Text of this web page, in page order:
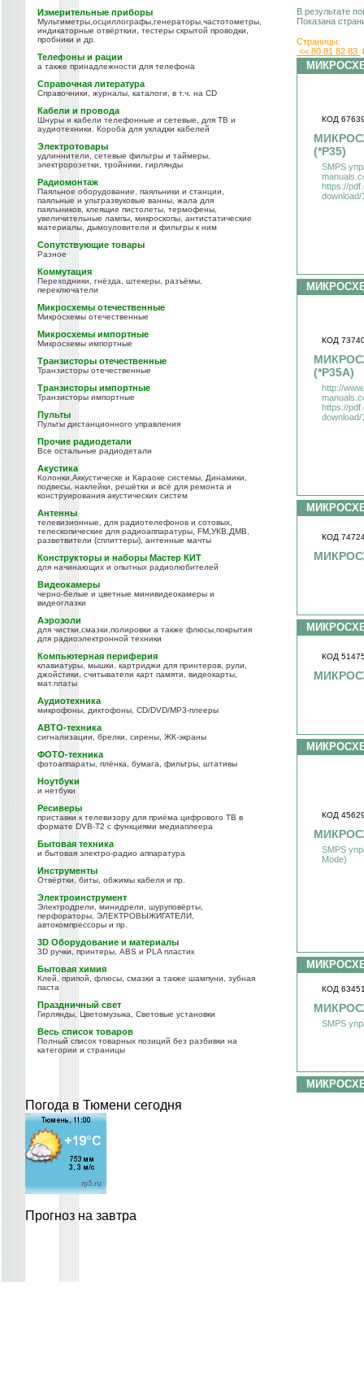
Измерительные приборы
Мультиметры,осциллографы,генераторы,частотометры,
индикаторные отвёрткии, тестеры скрытой проводки,
пробники и др.
Телефоны и рации
а также принадлежности для телефона
Справочная литература
Справочники, журналы, каталоги, в т.ч. на CD
Кабели и провода
Шнуры и кабели телефонные и сетевые, для ТВ и
аудиотехники. Короба для укладки кабелей
Электротовары
удлиннители, сетевые фильтры и таймеры,
электророзетки, тройники, гирлянды
Радиомонтаж
Паяльное оборудование, паяльники и станции,
паяльные и ультразвуковые ванны, жала для
паяльников, клеящие пистолеты, термофены,
увеличительные лампы, микроскопы, антистатические
материалы, дымоуловители и фильтры к ним
Сопутствующие товары
Разное
Коммутация
Переходники, гнёзда, штекеры, разъёмы,
переключатели
Микросхемы отечественные
Микросхемы отечественные
Микросхемы импортные
Микросхемы импортные
Транзисторы отечественные
Транзисторы отечественные
Транзисторы импортные
Транзисторы импортные
Пульты
Пульты дистанционного управления
Прочие радиодетали
Все остальные радиодетали
Акустика
Колонки,Аккустическе и Караоке системы, Динамики,
подвесы, наклейки, решётки и всё для ремонта и
конструирования акустических систем
Антенны
телевизионные, для радиотелефонов и сотовых,
телескопические для радиоаппаратуры, FM,УКВ,ДМВ,
разветвители (сплиттеры), антенные мачты
Конструкторы и наборы Мастер КИТ
для начинающих и опытных радиолюбителей
Видеокамеры
черно-белые и цветные минивидеокамеры и
видеоглазки
Аэрозоли
для чистки,смазки,полировки а также флюсы,покрытия
для радиоэлектронной техники
Компьютерная периферия
клавиатуры, мышки, картриджи для принтеров, рули,
джойстики, считыватели карт памяти, видеокарты,
мат.платы
Аудиотехника
микрофоны, диктофоны, CD/DVD/MP3-плееры
АВТО-техника
сигнализации, брелки, сирены, ЖК-экраны
ФОТО-техника
фотоаппараты, плёнка, бумага, фильтры, штативы
Ноутбуки
и нетбуки
Ресиверы
приставки к телевизору для приёма цифрового ТВ в
формате DVB-T2 с функциями медиаплеера
Бытовая техника
и бытовая электро-радио аппаратура
Инструменты
Отвёртки, биты, обжимы кабеля и пр.
Электроинструмент
Электродрели, минидрели, шуруповёрты,
перфораторы, ЭЛЕКТРОВЫЖИГАТЕЛИ,
автокомпрессоры и пр.
3D Оборудование и материалы
3D ручки, принтеры, ABS и PLA пластик
Бытовая химия
Клей, припой, флюсы, смазки а также шампуни, зубная
паста
Праздничный свет
Гирлянды, Цветомузыка, Световые установки
Весь список товаров
Полный список товарных позиций без разбивки на
категории и страницы
Погода в Тюмени сегодня
Прогноз на завтра
В результате
Показана
Страницы:
<< 80 81 82 83
КОД
(*P35)
SMPS
https://
download/
КОД
(*P35A)
http://
https://
download/
КОД
КОД
КОД
SMPS
Mode)
КОД
SMPS